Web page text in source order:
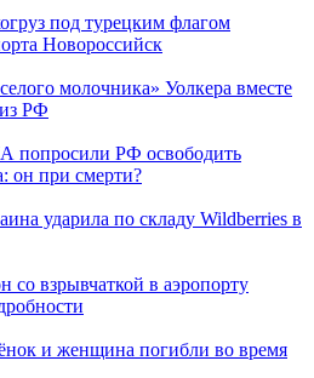
под турецким флагом
Новороссийск
молочника» Уолкера вместе
РФ
попросили РФ освободить
он при смерти?
ударила по складу Wildberries в
со взрывчаткой в аэропорту
и женщина погибли во время